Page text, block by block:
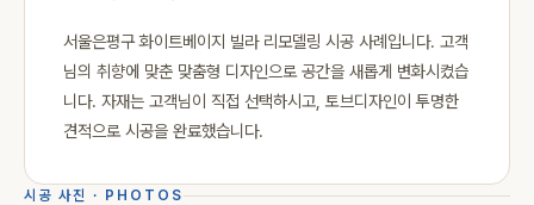
서울은평구 화이트베이지 빌라 리모델링 시공 사례입니다. 고객
님의 취향에 맞춘 맞춤형 디자인으로 공간을 새롭게 변화시켰습
니다. 자재는 고객님이 직접 선택하시고, 토브디자인이 투명한
견적으로 시공을 완료했습니다.
시공 사진 · PHOTOS